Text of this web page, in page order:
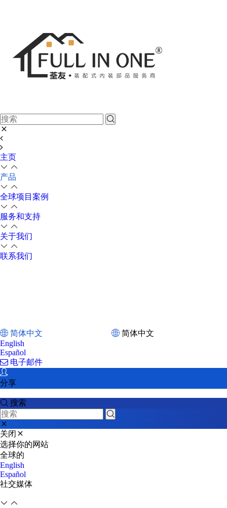
主页
产品
全球项目案例
服务和支持
关于我们
联系我们
简体中文
简体中文
English
Español
电子邮件
分享
搜索
关闭
选择你的网站
全球的
English
Español
社交媒体